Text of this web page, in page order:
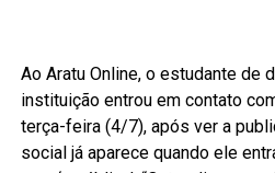
Ao Aratu Online, o estudante de
instituição entrou em contato
terça-feira (4/7), após ver a
social já aparece quando ele